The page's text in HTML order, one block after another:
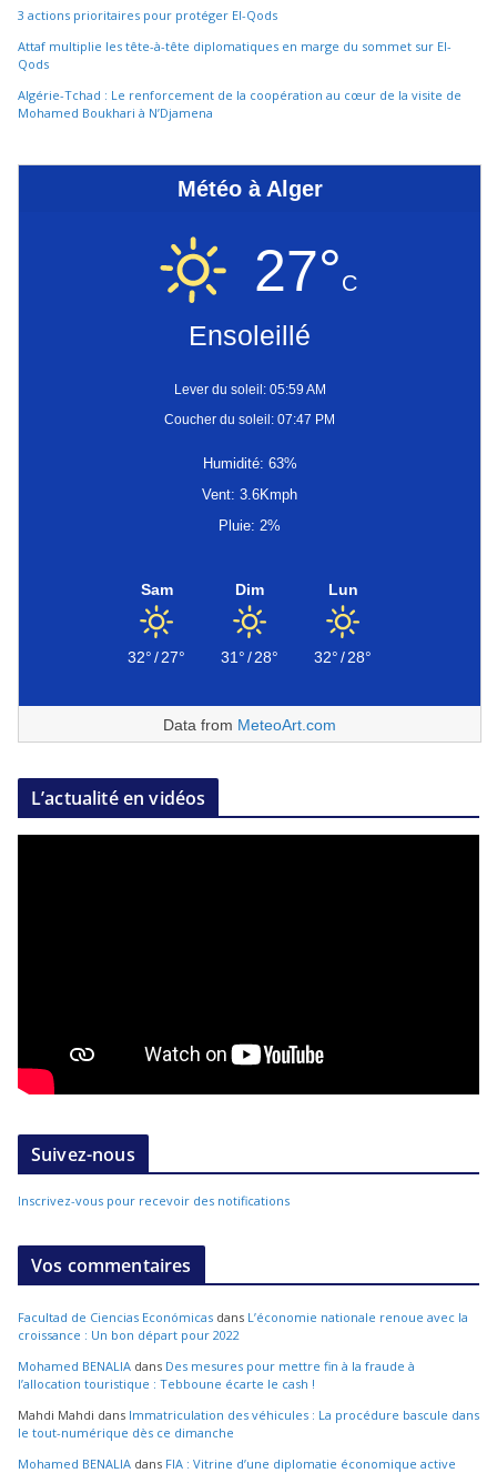
3 actions prioritaires pour protéger El-Qods
Attaf multiplie les tête-à-tête diplomatiques en marge du sommet sur El-
Qods
Algérie-Tchad : Le renforcement de la coopération au cœur de la visite de
Mohamed Boukhari à N’Djamena
Météo à Alger
27°C
Ensoleillé
Lever du soleil: 05:59 AM
Coucher du soleil: 07:47 PM
Humidité: 63%
Vent: 3.6Kmph
Pluie: 2%
Sam
32°/27°
Dim
31°/28°
Lun
32°/28°
Data from MeteoArt.com
L’actualité en vidéos
Suivez-nous
Inscrivez-vous pour recevoir des notifications
Vos commentaires
Facultad de Ciencias Económicas dans L’économie nationale renoue avec la
croissance : Un bon départ pour 2022
Mohamed BENALIA dans Des mesures pour mettre fin à la fraude à
l’allocation touristique : Tebboune écarte le cash !
Mahdi Mahdi dans Immatriculation des véhicules : La procédure bascule dans
le tout-numérique dès ce dimanche
Mohamed BENALIA dans FIA : Vitrine d’une diplomatie économique active